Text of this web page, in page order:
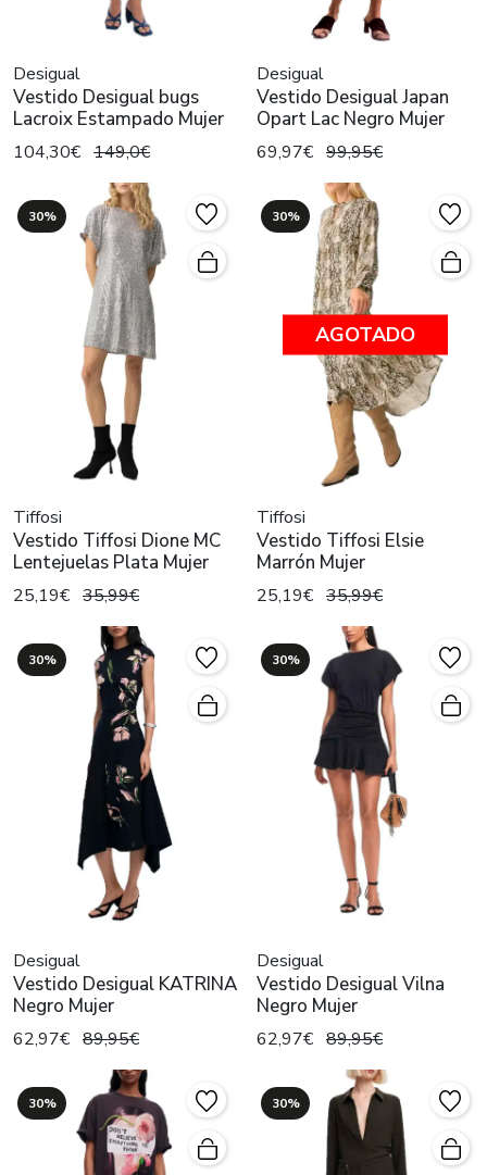
Desigual
Vestido Desigual bugs
Lacroix Estampado Mujer
104,30€ 149,0€
Desigual
Vestido Desigual Japan
Opart Lac Negro Mujer
69,97€ 99,95€
30%
Tiffosi
Vestido Tiffosi Dione MC
Lentejuelas Plata Mujer
25,19€ 35,99€
30%
AGOTADO
Tiffosi
Vestido Tiffosi Elsie
Marrón Mujer
25,19€ 35,99€
30%
Desigual
Vestido Desigual KATRINA
Negro Mujer
62,97€ 89,95€
30%
Desigual
Vestido Desigual Vilna
Negro Mujer
62,97€ 89,95€
30% 30%